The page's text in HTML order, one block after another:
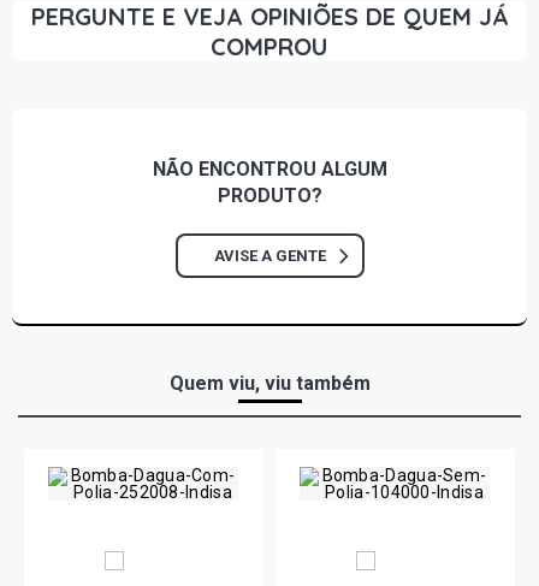
PERGUNTE E VEJA OPINIÕES DE QUEM JÁ
COMPROU
NÃO ENCONTROU ALGUM
PRODUTO?
AVISE A GENTE
Quem viu, viu também